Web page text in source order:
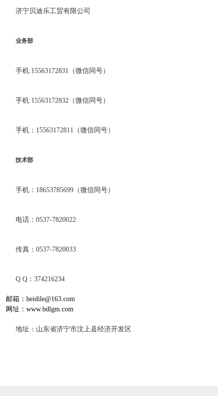
济宁贝迪乐工贸有限公司
业务部
手机:15563172831（微信同号）
手机:15563172832（微信同号）
手机：15563172811（微信同号）
技术部
手机：18653785699（微信同号）
电话：0537-7820022
传真：0537-7820033
Q Q：374216234
邮箱：beidile@163.com
网址：www.bdlgm.com
地址：山东省济宁市汶上县经济开发区